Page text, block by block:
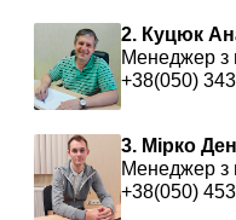
2. Куцюк
Менеджер з
+38(050)
3. Мірко
Менеджер з
+38(050)